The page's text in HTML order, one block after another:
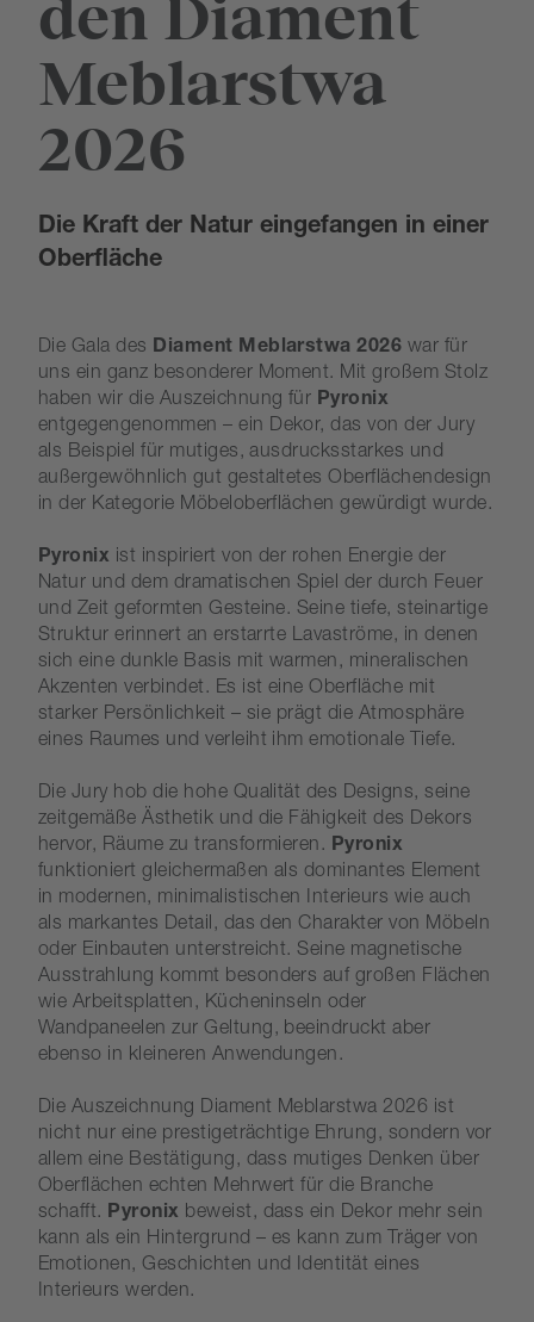
den Diament
Meblarstwa
2026
Die Kraft der Natur eingefangen in einer
Oberfläche
Die Gala des Diament Meblarstwa 2026 war für
uns ein ganz besonderer Moment. Mit großem Stolz
haben wir die Auszeichnung für Pyronix
entgegengenommen – ein Dekor, das von der Jury
als Beispiel für mutiges, ausdrucksstarkes und
außergewöhnlich gut gestaltetes Oberflächendesign
in der Kategorie Möbeloberflächen gewürdigt wurde.
Pyronix ist inspiriert von der rohen Energie der
Natur und dem dramatischen Spiel der durch Feuer
und Zeit geformten Gesteine. Seine tiefe, steinartige
Struktur erinnert an erstarrte Lavaströme, in denen
sich eine dunkle Basis mit warmen, mineralischen
Akzenten verbindet. Es ist eine Oberfläche mit
starker Persönlichkeit – sie prägt die Atmosphäre
eines Raumes und verleiht ihm emotionale Tiefe.
Die Jury hob die hohe Qualität des Designs, seine
zeitgemäße Ästhetik und die Fähigkeit des Dekors
hervor, Räume zu transformieren. Pyronix
funktioniert gleichermaßen als dominantes Element
in modernen, minimalistischen Interieurs wie auch
als markantes Detail, das den Charakter von Möbeln
oder Einbauten unterstreicht. Seine magnetische
Ausstrahlung kommt besonders auf großen Flächen
wie Arbeitsplatten, Kücheninseln oder
Wandpaneelen zur Geltung, beeindruckt aber
ebenso in kleineren Anwendungen.
Die Auszeichnung Diament Meblarstwa 2026 ist
nicht nur eine prestigeträchtige Ehrung, sondern vor
allem eine Bestätigung, dass mutiges Denken über
Oberflächen echten Mehrwert für die Branche
schafft. Pyronix beweist, dass ein Dekor mehr sein
kann als ein Hintergrund – es kann zum Träger von
Emotionen, Geschichten und Identität eines
Interieurs werden.